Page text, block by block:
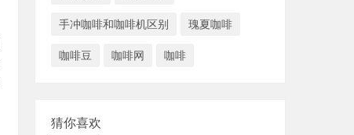
手冲咖啡和咖啡机区别 瑰夏咖啡
咖啡豆 咖啡网 咖啡
猜你喜欢